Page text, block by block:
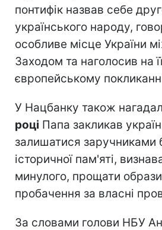
понтифік назвав себе
українського народу,
особливе місце України
Заходом та наголосив на
європейському
У Нацбанку також
році Папа закликав
залишатися заручниками
історичної пам'яті,
минулого, прощати
пробачення за власні
За словами голови НБУ